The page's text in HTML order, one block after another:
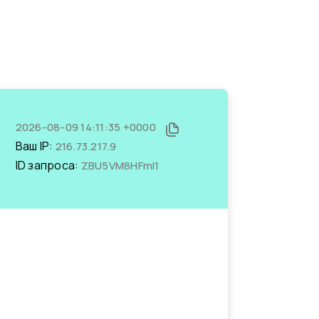
2026-08-09 14:11:35 +0000
Ваш IP: 216.73.217.9
ID запроса: ZBU5VM8HFmI1